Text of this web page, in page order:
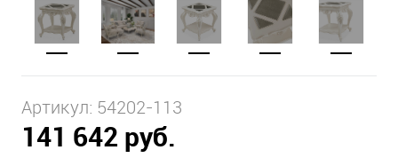
Артикул: 54202-113
141 642 руб.